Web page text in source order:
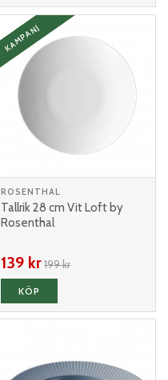
ROSENTHAL
Tallrik 28 cm Vit Loft by
Rosenthal
KAMPANJ
139 kr 199 kr
KÖP